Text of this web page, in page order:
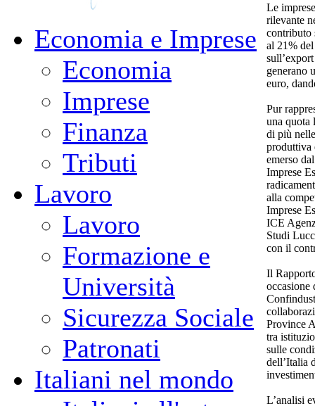
Economia e Imprese
Economia
Imprese
Finanza
Tributi
Lavoro
Lavoro
Formazione e
Università
Sicurezza Sociale
Patronati
Italiani nel mondo
Le
rilevante
contributo
al 21%
generano
euro,
Pur
una quota
di più
produttiva
emerso
Imprese
alla
Imprese
ICE
Studi
con il
Il
occasione
Province
tra
sulle
dell’Italia
L’analisi